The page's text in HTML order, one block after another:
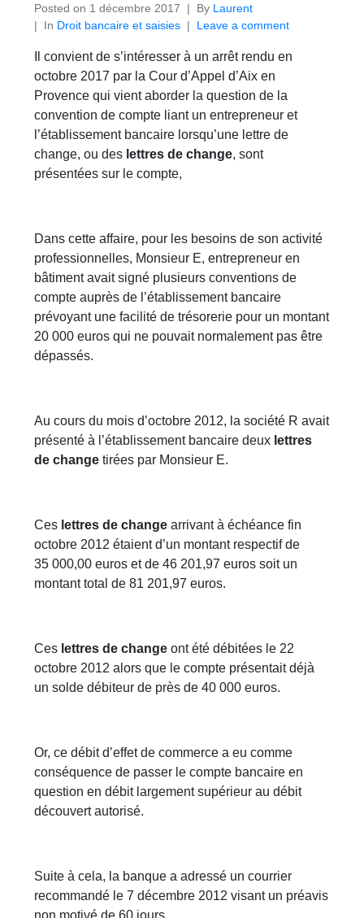
Posted on 1 décembre 2017 By Laurent
In Droit bancaire et saisies Leave a comment
Il convient de s’intéresser à un arrêt rendu en
octobre 2017 par la Cour d’Appel d’Aix en
Provence qui vient aborder la question de la
convention de compte liant un entrepreneur et
l’établissement bancaire lorsqu’une lettre de
change, ou des lettres de change, sont
présentées sur le compte,
Dans cette affaire, pour les besoins de son activité
professionnelles, Monsieur E, entrepreneur en
bâtiment avait signé plusieurs conventions de
compte auprès de l’établissement bancaire
prévoyant une facilité de trésorerie pour un montant
20 000 euros qui ne pouvait normalement pas être
dépassés.
Au cours du mois d’octobre 2012, la société R avait
présenté à l’établissement bancaire deux lettres
de change tirées par Monsieur E.
Ces lettres de change arrivant à échéance fin
octobre 2012 étaient d’un montant respectif de
35 000,00 euros et de 46 201,97 euros soit un
montant total de 81 201,97 euros.
Ces lettres de change ont été débitées le 22
octobre 2012 alors que le compte présentait déjà
un solde débiteur de près de 40 000 euros.
Or, ce débit d’effet de commerce a eu comme
conséquence de passer le compte bancaire en
question en débit largement supérieur au débit
découvert autorisé.
Suite à cela, la banque a adressé un courrier
recommandé le 7 décembre 2012 visant un préavis
non motivé de 60 jours.